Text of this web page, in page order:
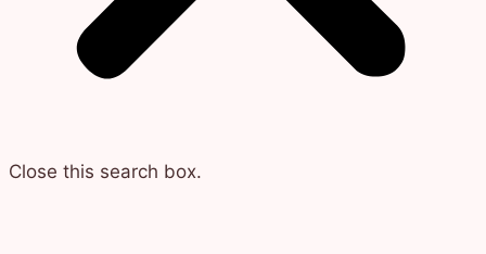
Close this search box.